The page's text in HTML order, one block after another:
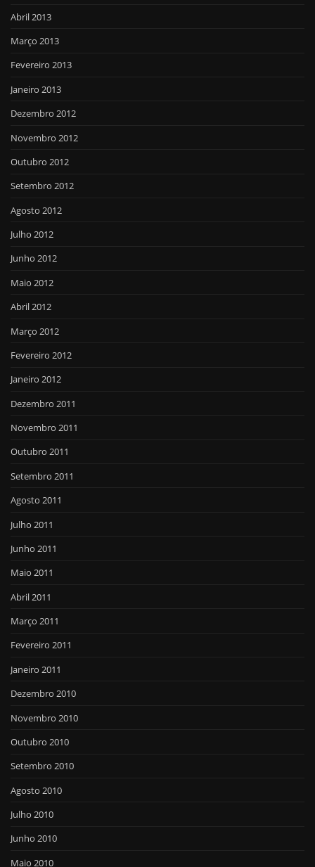
Abril 2013
Março 2013
Fevereiro 2013
Janeiro 2013
Dezembro 2012
Novembro 2012
Outubro 2012
Setembro 2012
Agosto 2012
Julho 2012
Junho 2012
Maio 2012
Abril 2012
Março 2012
Fevereiro 2012
Janeiro 2012
Dezembro 2011
Novembro 2011
Outubro 2011
Setembro 2011
Agosto 2011
Julho 2011
Junho 2011
Maio 2011
Abril 2011
Março 2011
Fevereiro 2011
Janeiro 2011
Dezembro 2010
Novembro 2010
Outubro 2010
Setembro 2010
Agosto 2010
Julho 2010
Junho 2010
Maio 2010